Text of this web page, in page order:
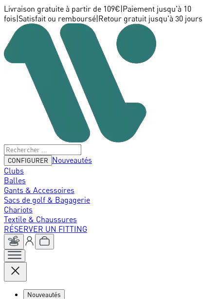
Livraison gratuite à partir de 109€ Paiement jusqu'à 10
fois Satisfait ou remboursé Retour gratuit jusqu'à 30 jours
CONFIGURER
Nouveautés
Clubs
Balles
Gants & Accessoires
Sacs de golf & Bagagerie
Chariots
Textile & Chaussures
RÉSERVER UN FITTING
Nouveautés